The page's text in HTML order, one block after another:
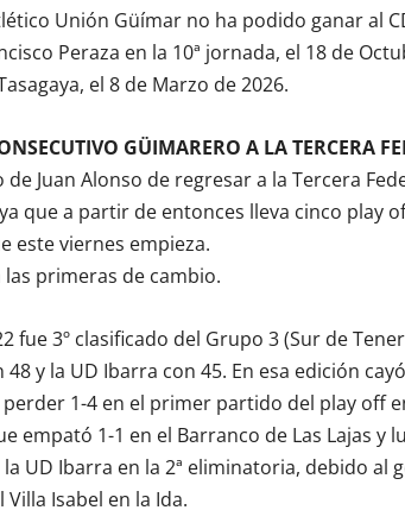
Unión Güímar no ha podido ganar al
Peraza en la 10ª jornada, el 18 de
el 8 de Marzo de 2026.
GÜIMARERO A LA TERCERA
Juan Alonso de regresar a la Tercera
que a partir de entonces lleva cinco play
este viernes empieza.
las primeras de cambio.
fue 3º clasificado del Grupo 3 (Sur de
48 y la UD Ibarra con 45. En esa edición
1-4 en el primer partido del play off
empató 1-1 en el Barranco de Las Lajas y
UD Ibarra en la 2ª eliminatoria, debido al
Villa Isabel en la Ida.